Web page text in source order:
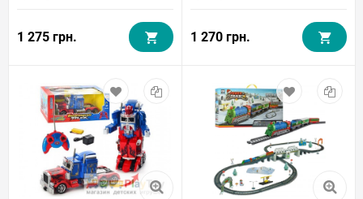
1 275 грн. 1 270 грн.